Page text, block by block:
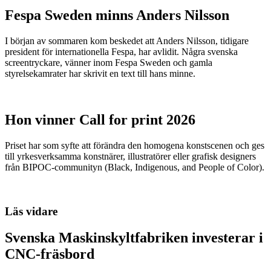
Fespa Sweden minns Anders Nilsson
I början av sommaren kom beskedet att Anders Nilsson, tidigare
president för internationella Fespa, har avlidit. Några svenska
screentryckare, vänner inom Fespa Sweden och gamla
styrelsekamrater har skrivit en text till hans minne.
Hon vinner Call for print 2026
Priset har som syfte att förändra den homogena konstscenen och ges
till yrkesverksamma konstnärer, illustratörer eller grafisk designers
från BIPOC-communityn (Black, Indigenous, and People of Color).
Läs vidare
Svenska Maskinskyltfabriken investerar i
CNC-fräsbord